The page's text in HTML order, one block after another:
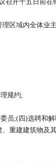
开十五日前在
域内全体业
规约;
;(四)选聘和解
重建建筑物及